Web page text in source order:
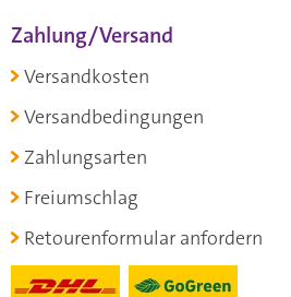
Zahlung/Versand
Versandkosten
Versandbedingungen
Zahlungsarten
Freiumschlag
Retourenformular anfordern